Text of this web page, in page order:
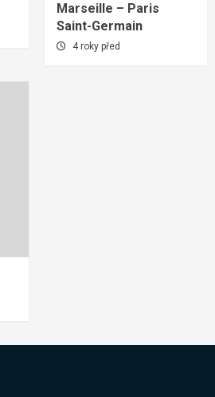
Marseille – Paris
Saint-Germain
4 roky před